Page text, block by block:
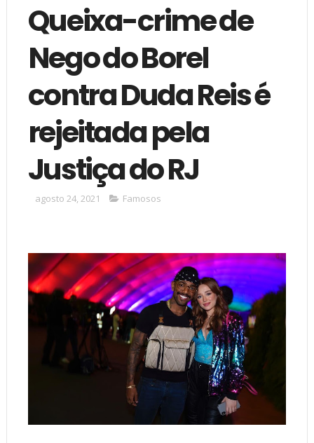
Queixa-crime de
Nego do Borel
contra Duda Reis é
rejeitada pela
Justiça do RJ
agosto 24, 2021 Famosos